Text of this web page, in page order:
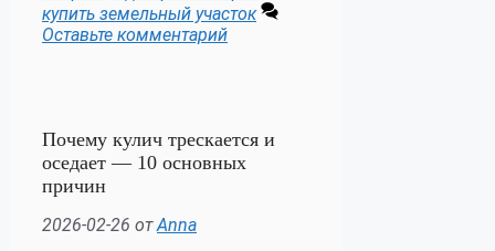
купить земельный участок
Оставьте комментарий
Почему кулич трескается и
оседает — 10 основных
причин
2026-02-26 отAnna